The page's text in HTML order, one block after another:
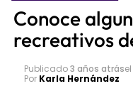
Conoce
recreativos
Publicado3 años atrásel
Por Karla Hernández